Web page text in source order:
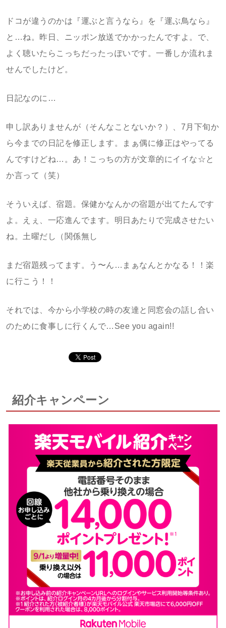
ドコが違うのかは『運ぶと言うなら』を『運ぶ鳥なら』
と…ね。昨日、ニッポン放送でかかったんですよ。で、
よく聴いたらこっちだったっぽいです。一番しか流れま
せんでしたけど。
日記なのに…
申し訳ありませんが（そんなことないか？）、7月下旬か
ら今までの日記を修正します。まぁ偶に修正はやってる
んですけどね…。あ！こっちの方が文章的にイイな☆と
か言って（笑）
そういえば、宿題。保健かなんかの宿題が出てたんです
よ。えぇ、一応進んでます。明日あたりで完成させたい
ね。土曜だし（関係無し
まだ宿題残ってます。う〜ん…まぁなんとかなる！！楽
に行こう！！
それでは、今から小学校の時の友達と同窓会の話し合い
のために食事しに行くんで…See you again!!
紹介キャンペーン